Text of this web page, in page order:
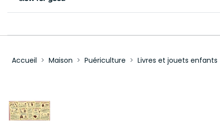
Accueil Maison Puériculture Livres et jouets enfants